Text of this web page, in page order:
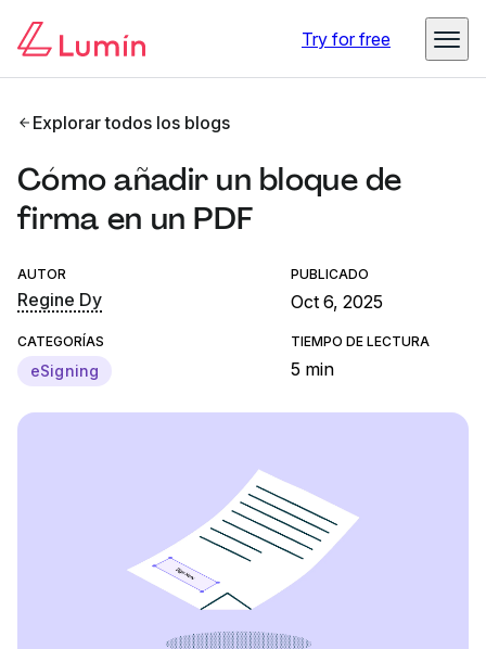
Try for free
Explorar todos los blogs
Cómo añadir un bloque de
firma en un PDF
AUTOR
Regine Dy
PUBLICADO
Oct 6, 2025
CATEGORÍAS
eSigning
TIEMPO DE LECTURA
5 min